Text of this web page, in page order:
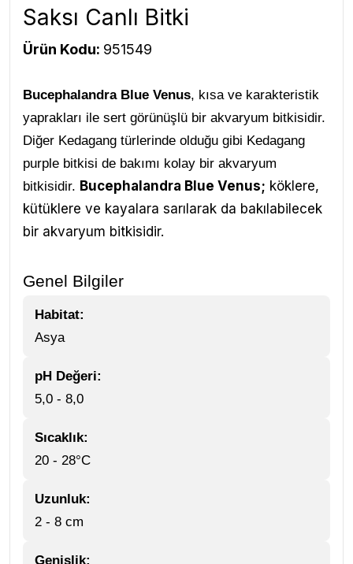
Saksı Canlı Bitki
Ürün Kodu: 951549
Bucephalandra Blue Venus, kısa ve karakteristik
yaprakları ile sert görünüşlü bir akvaryum bitkisidir.
Diğer Kedagang türlerinde olduğu gibi Kedagang
purple bitkisi de bakımı kolay bir akvaryum
bitkisidir. Bucephalandra Blue Venus; köklere,
kütüklere ve kayalara sarılarak da bakılabilecek
bir akvaryum bitkisidir.
Genel Bilgiler
Habitat:
Asya
pH Değeri:
5,0 - 8,0
Sıcaklık:
20 - 28°C
Uzunluk:
2 - 8 cm
Genişlik: